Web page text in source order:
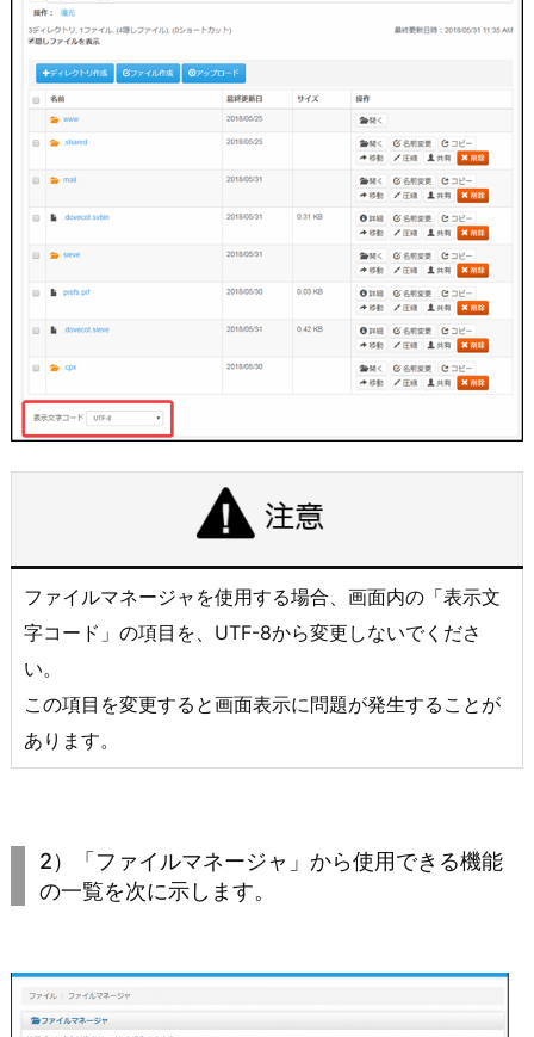
ファイルマネージャを使用する場合、画面内の「表示文
字コード」の項目を、UTF-8から変更しないでくださ
い。
この項目を変更すると画面表示に問題が発生することが
あります。
2）「ファイルマネージャ」から使用できる機能
の一覧を次に示します。